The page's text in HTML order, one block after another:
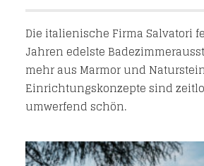
Die italienische Firma Salvatori
Jahren edelste
mehr aus Marmor und
Einrichtungskonzepte sind
umwerfend schön.